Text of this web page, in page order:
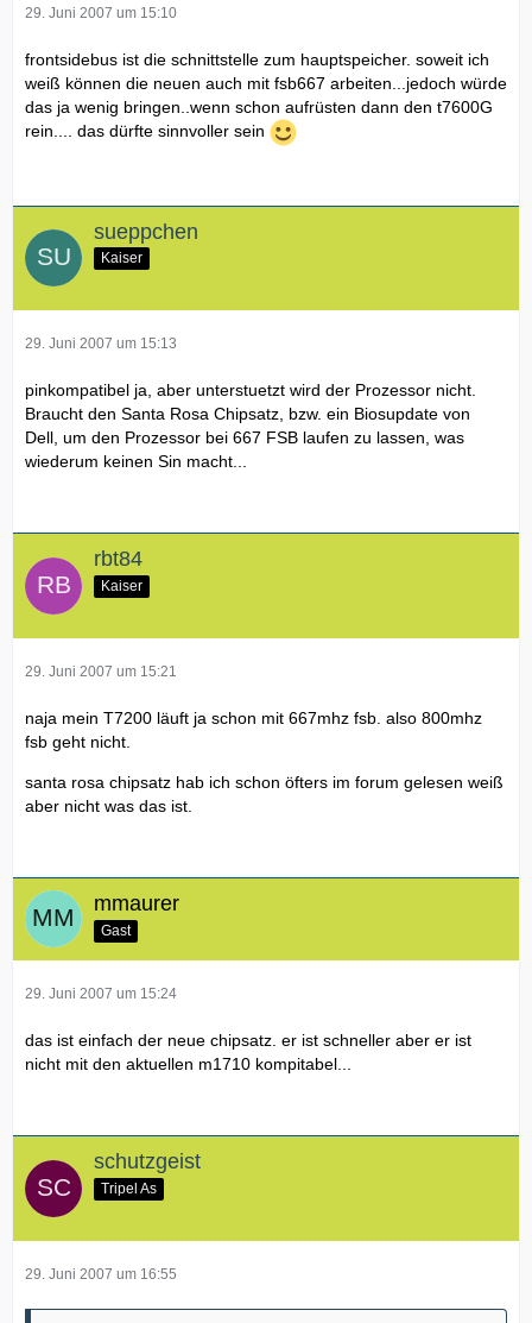
29. Juni 2007 um 15:10
frontsidebus ist die schnittstelle zum hauptspeicher. soweit ich
weiß können die neuen auch mit fsb667 arbeiten...jedoch würde
das ja wenig bringen..wenn schon aufrüsten dann den t7600G
rein.... das dürfte sinnvoller sein
sueppchen
Kaiser
29. Juni 2007 um 15:13
pinkompatibel ja, aber unterstuetzt wird der Prozessor nicht.
Braucht den Santa Rosa Chipsatz, bzw. ein Biosupdate von
Dell, um den Prozessor bei 667 FSB laufen zu lassen, was
wiederum keinen Sin macht...
rbt84
Kaiser
29. Juni 2007 um 15:21
naja mein T7200 läuft ja schon mit 667mhz fsb. also 800mhz
fsb geht nicht.
santa rosa chipsatz hab ich schon öfters im forum gelesen weiß
aber nicht was das ist.
mmaurer
Gast
29. Juni 2007 um 15:24
das ist einfach der neue chipsatz. er ist schneller aber er ist
nicht mit den aktuellen m1710 kompitabel...
schutzgeist
Tripel As
29. Juni 2007 um 16:55